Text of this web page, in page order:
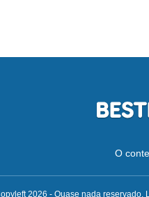
O
2026 - Quase nada reservado.